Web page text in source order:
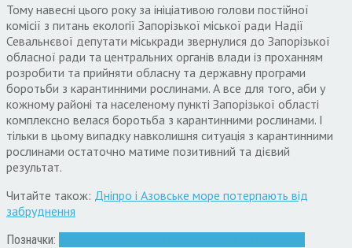
Тому навесні цього року за ініціативою голови постійної
комісії з питань екології Запорізької міської ради Надії
Севальнєвої депутати міськради звернулися до Запорізької
обласної ради та центральних органів влади із проханням
розробити та прийняти обласну та державну програми
боротьби з карантинними рослинами. А все для того, аби у
кожному районі та населеному пункті Запорізької області
комплексно велася боротьба з карантинними рослинами. І
тільки в цьому випадку навколишня ситуація з карантинними
рослинами остаточно матиме позитивний та дієвий
результат.
Читайте також: Дніпро і Азовське море потерпають від
забруднення
Позначки: